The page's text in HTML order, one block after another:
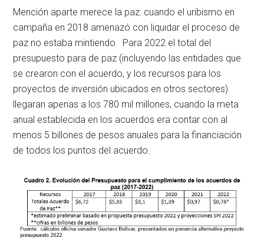
Mención aparte merece la paz: cuando el uribismo en
campaña en 2018 amenazó con liquidar el proceso de
paz no estaba mintiendo. Para 2022 el total del
presupuesto para de paz (incluyendo las entidades que
se crearon con el acuerdo, y los recursos para los
proyectos de inversión ubicados en otros sectores)
llegaran apenas a los 780 mil millones, cuando la meta
anual establecida en los acuerdos era contar con al
menos 5 billones de pesos anuales para la financiación
de todos los puntos del acuerdo.